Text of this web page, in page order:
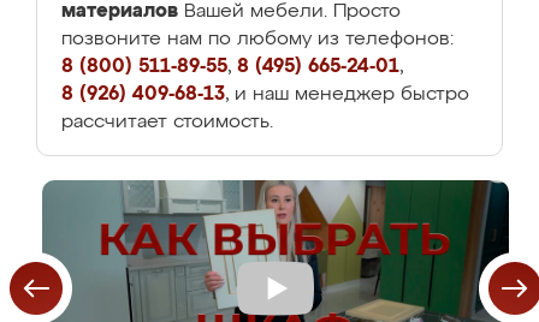
материалов Вашей мебели. Просто
позвоните нам по любому из телефонов:
8 (800) 511-89-55, 8 (495) 665-24-01,
8 (926) 409-68-13, и наш менеджер быстро
рассчитает стоимость.